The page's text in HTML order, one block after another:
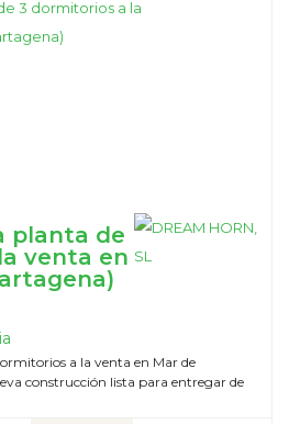
planta de
venta en
a la venta en Mar de
construcción lista para entregar de